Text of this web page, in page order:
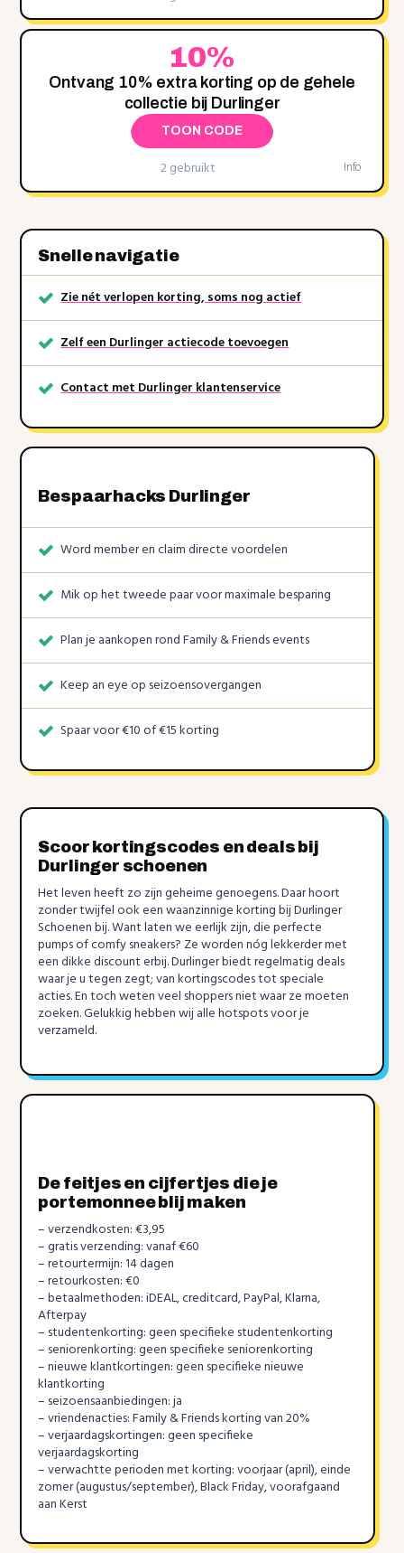
10%
Ontvang 10% extra korting op de gehele
collectie bij Durlinger
TOON CODE
2 gebruikt Info
Snelle navigatie
Zie nét verlopen korting, soms nog actief
Zelf een Durlinger actiecode toevoegen
Contact met Durlinger klantenservice
Bespaarhacks Durlinger
Word member en claim directe voordelen
Mik op het tweede paar voor maximale besparing
Plan je aankopen rond Family & Friends events
Keep an eye op seizoensovergangen
Spaar voor €10 of €15 korting
Scoor kortingscodes en deals bij
Durlinger schoenen
Het leven heeft zo zijn geheime genoegens. Daar hoort
zonder twijfel ook een waanzinnige korting bij Durlinger
Schoenen bij. Want laten we eerlijk zijn, die perfecte
pumps of comfy sneakers? Ze worden nóg lekkerder met
een dikke discount erbij. Durlinger biedt regelmatig deals
waar je u tegen zegt; van kortingscodes tot speciale
acties. En toch weten veel shoppers niet waar ze moeten
zoeken. Gelukkig hebben wij alle hotspots voor je
verzameld.
De feitjes en cijfertjes die je
portemonnee blij maken
– verzendkosten: €3,95
– gratis verzending: vanaf €60
– retourtermijn: 14 dagen
– retourkosten: €0
– betaalmethoden: iDEAL, creditcard, PayPal, Klarna,
Afterpay
– studentenkorting: geen specifieke studentenkorting
– seniorenkorting: geen specifieke seniorenkorting
– nieuwe klantkortingen: geen specifieke nieuwe
klantkorting
– seizoensaanbiedingen: ja
– vriendenacties: Family & Friends korting van 20%
– verjaardagskortingen: geen specifieke
verjaardagskorting
– verwachtte perioden met korting: voorjaar (april), einde
zomer (augustus/september), Black Friday, voorafgaand
aan Kerst